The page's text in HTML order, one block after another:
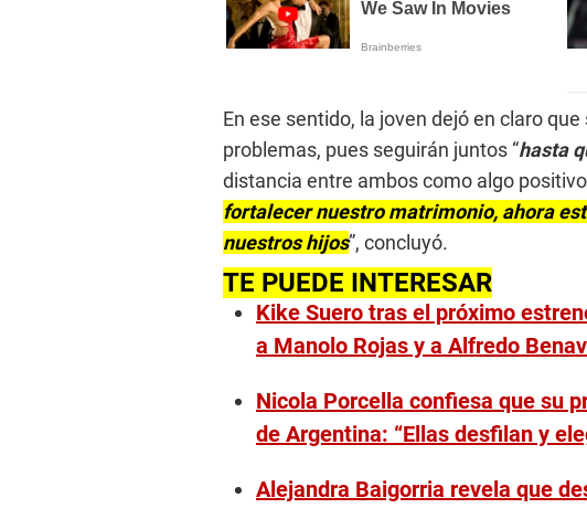
En ese sentido, la joven dejó en claro
problemas, pues seguirán juntos “hasta
distancia entre ambos como algo
fortalecer nuestro matrimonio, ahora
nuestros hijos”, concluyó.
TE PUEDE INTERESAR
Kike Suero tras el próximo
a Manolo Rojas y a Alfredo
Nicola Porcella confiesa que su
de Argentina: “Ellas desfilan y
Alejandra Baigorria revela que